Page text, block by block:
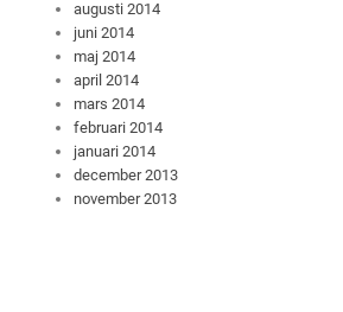
augusti 2014
juni 2014
maj 2014
april 2014
mars 2014
februari 2014
januari 2014
december 2013
november 2013